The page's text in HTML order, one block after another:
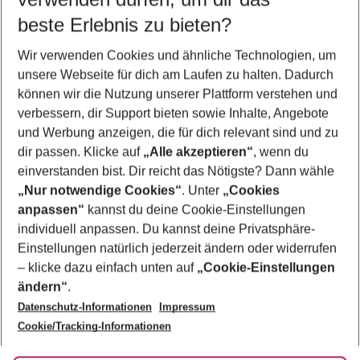
5-8 Nächte
2 Erwachsene Keine Kinder
Mehr Filter anzeigen
Footer
Footer navigation
Über uns
AGB
Bestpreisgarantie
Cookie-Einstellungen ändern
Cookie-Richtlinie
Agenturbetreuung
Barrierefreies Reisen
Folge uns
beste Erlebnis zu bieten?
Wir verwenden Cookies und ähnliche Technologien, um
unsere Webseite für dich am Laufen zu halten. Dadurch
können wir die Nutzung unserer Plattform verstehen und
verbessern, dir Support bieten sowie Inhalte, Angebote
und Werbung anzeigen, die für dich relevant sind und zu
dir passen. Klicke auf „Alle akzeptieren“, wenn du
einverstanden bist. Dir reicht das Nötigste? Dann wähle
„Nur notwendige Cookies“. Unter „Cookies
anpassen“ kannst du deine Cookie-Einstellungen
individuell anpassen. Du kannst deine Privatsphäre-
Einstellungen natürlich jederzeit ändern oder widerrufen
– klicke dazu einfach unten auf „Cookie-Einstellungen
ändern“.
Datenschutz-Informationen
Impressum
Cookie/Tracking-Informationen